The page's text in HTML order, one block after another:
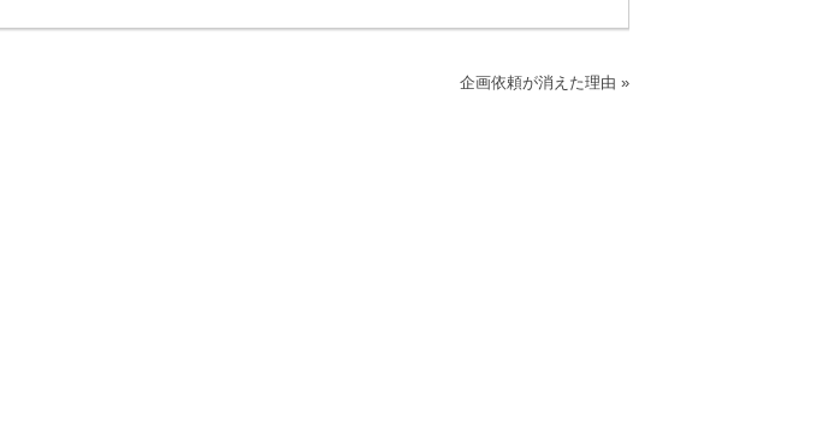
企画依頼が消えた理由 »